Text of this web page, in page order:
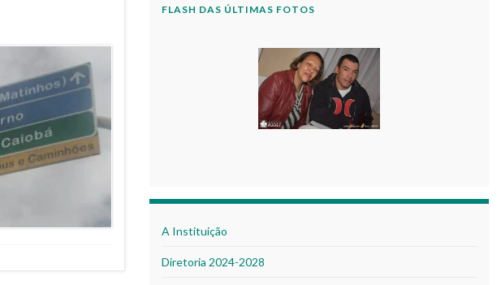
FLASH DAS ÚLTIMAS FOTOS
A Instituição
Diretoria 2024-2028